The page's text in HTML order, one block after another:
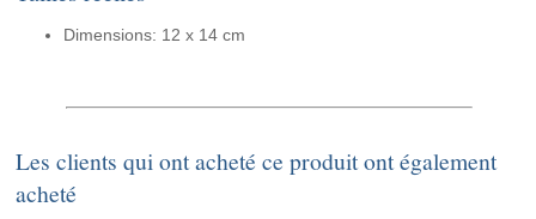
Dimensions: 12 x 14 cm
Les clients qui ont acheté ce produit ont également
acheté